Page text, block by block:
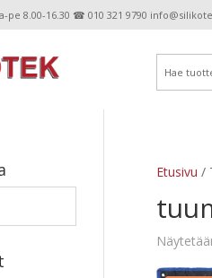
pe 8.00-16.30 ☎ 010 321 9790
Etusivu /